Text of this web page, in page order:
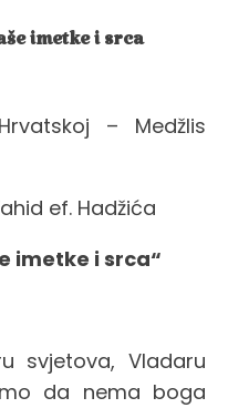
imetke i srca
– Medžlis
ef. Hadžića
imetke i srca“
svjetova, Vladaru
da nema boga